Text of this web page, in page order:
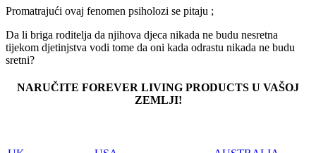
Promatrajući ovaj fenomen psiholozi se pitaju ;
Da li briga roditelja da njihova djeca nikada ne budu nesretna
tijekom djetinjstva vodi tome da oni kada odrastu nikada ne budu
sretni?
NARUČITE FOREVER LIVING PRODUCTS U VAŠOJ
ZEMLJI!